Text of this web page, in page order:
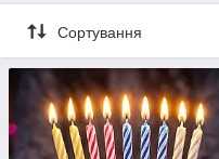
Сортування